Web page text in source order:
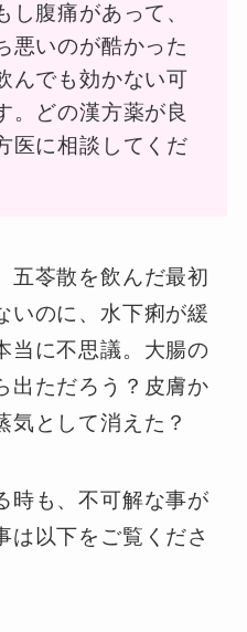
し腹痛があって、
悪いのが酷かった
んでも効かない可
。どの漢方薬が良
医に相談してくだ
五苓散を飲んだ最初
いのに、水下痢が緩
当に不思議。大腸の
出ただろう？皮膚か
気として消えた？
時も、不可解な事が
は以下をご覧くださ